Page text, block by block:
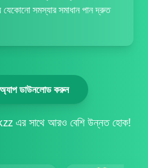
সমস্যার সমাধান পান দ্রুত
ডাউনলোড করুন
এর সাথে আরও বেশি উন্নত হোক!